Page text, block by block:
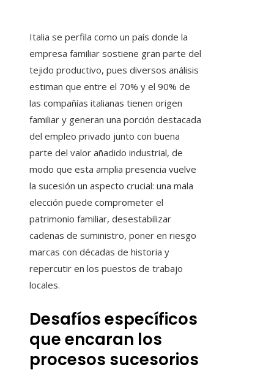
Italia se perfila como un país donde la
empresa familiar sostiene gran parte del
tejido productivo, pues diversos análisis
estiman que entre el 70% y el 90% de
las compañías italianas tienen origen
familiar y generan una porción destacada
del empleo privado junto con buena
parte del valor añadido industrial, de
modo que esta amplia presencia vuelve
la sucesión un aspecto crucial: una mala
elección puede comprometer el
patrimonio familiar, desestabilizar
cadenas de suministro, poner en riesgo
marcas con décadas de historia y
repercutir en los puestos de trabajo
locales.
Desafíos específicos
que encaran los
procesos sucesorios